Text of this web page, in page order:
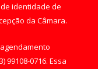
identidade de
da Câmara.
0716. Essa